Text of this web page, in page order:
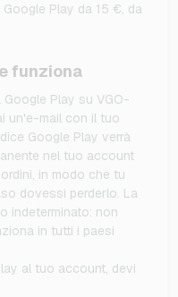
Play da 15 €, da
funziona
Play su VGO-
un'e-mail con il tuo
Google Play verrà
nel tuo account
in modo che tu
dovessi perderlo. La
indeterminato: non
in tutti i paesi
al tuo account, devi